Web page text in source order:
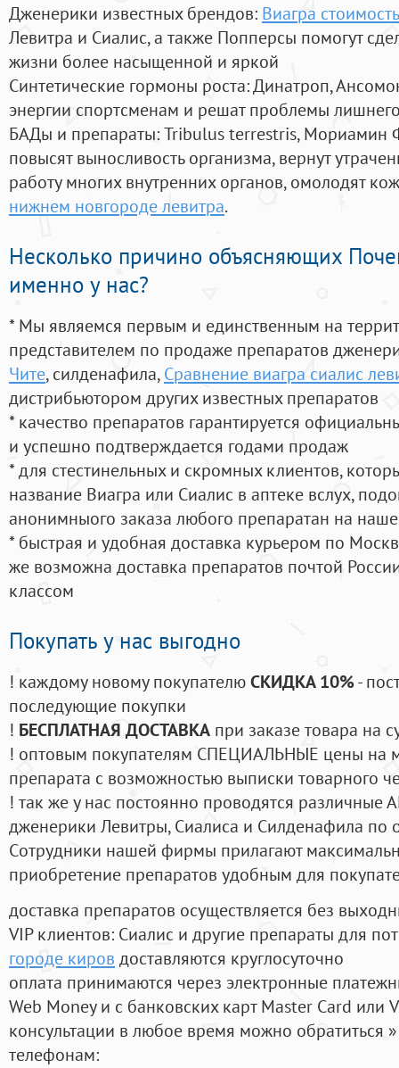
Дженерики известных брендов: Виагра
Левитра и Сиалис, а также Попперсы помогут
жизни более насыщенной и яркой
Синтетические гормоны роста: Динатроп,
энергии спортсменам и решат проблемы
БАДы и препараты:Tribulus terrestris, Мориамин
повысят выносливость организма, вернут
работу многих внутренних органов, омолодят
нижнем новгороде левитра.
Несколько причино объясняющих
именно у нас?
* Мы являемся первым и единственным на
представителем по продаже препаратов
Чите, силденафила, Сравнение виагра сиалис
дистрибьютором других известных препаратов
* качество препаратов гарантируется
и успешно подтверждается годами продаж
* для стестинельных и скромных клиентов,
название Виагра или Сиалис в аптеке вслух,
анонимныого заказа любого препаратан на
* быстрая и удобная доставка курьером по
же возможна доставка препаратов почтой
классом
Покупать у нас выгодно
! каждому новому покупателюСКИДКА 10%-
последующие покупки
! БЕСПЛАТНАЯ ДОСТАВКА при заказе товара на
! оптовым покупателям СПЕЦИАЛЬНЫЕ цены на
препарата с возможностью выписки товарного
! так же у нас постоянно проводятся
дженерики Левитры, Сиалиса и Силденафила по
Cотрудники нашей фирмы прилагают
приобретение препаратов удобным для
доставка препаратов осуществляется без
VIP клиентов: Сиалис и другие препараты для
городе киров доставляются круглосуточно
оплата принимаются через электронные
Web Money и с банковских карт Master Card или
консультации в любое время можно обратиться
телефонам: